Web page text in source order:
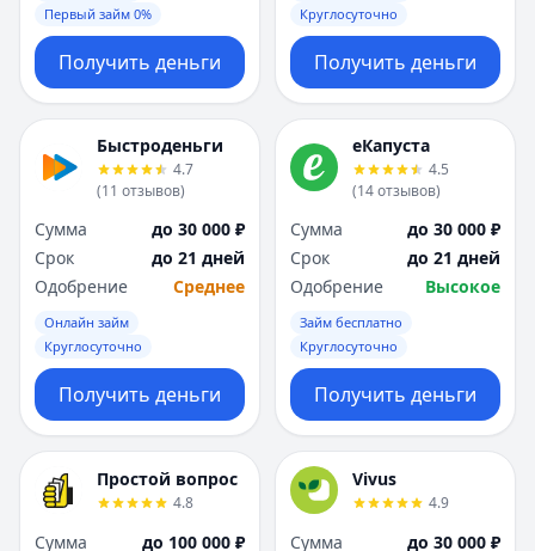
Первый займ 0%
Получить деньги
Круглосуточно
Получить деньги
Быстроденьги
4.7
(11 отзывов)
Сумма
до 30 000 ₽
Срок
до 21 дней
Одобрение
Среднее
Онлайн займ
Круглосуточно
Получить деньги
еКапуста
4.5
(14отзывов)
Сумма
до 30 000 ₽
Срок
до 21 дней
Одобрение
Высокое
Займ бесплатно
Круглосуточно
Получить деньги
Простой вопрос
4.8
Сумма до 100 000 ₽
Vivus
4.9
Сумма до 30 000 ₽